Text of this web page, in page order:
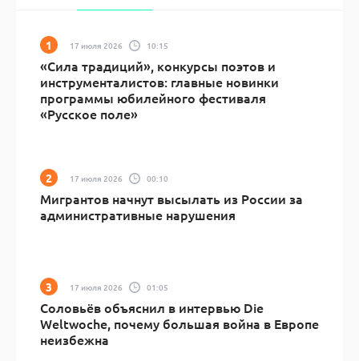
17 июля 2026 10:15
«Сила традиций», конкурсы поэтов и
инструменталистов: главные новинки
программы юбилейного фестиваля
«Русское поле»
17 июля 2026 00:10
Мигрантов начнут высылать из России за
административные нарушения
17 июля 2026 01:05
Соловьёв объяснил в интервью Die
Weltwoche, почему большая война в Европе
неизбежна